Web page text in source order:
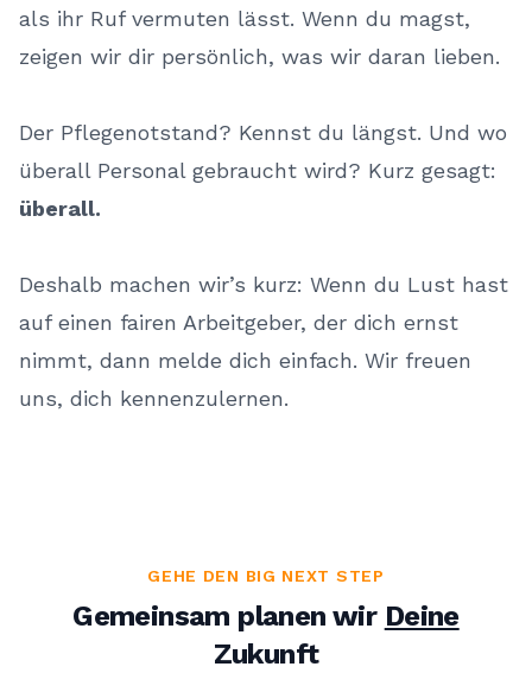
als ihr Ruf vermuten lässt. Wenn du magst,
zeigen wir dir persönlich, was wir daran lieben.
Der Pflegenotstand? Kennst du längst. Und wo
überall Personal gebraucht wird? Kurz gesagt:
überall.
Deshalb machen wir’s kurz: Wenn du Lust hast
auf einen fairen Arbeitgeber, der dich ernst
nimmt, dann melde dich einfach. Wir freuen
uns, dich kennenzulernen.
GEHE DEN BIG NEXT STEP
Gemeinsam planen wir Deine
Zukunft